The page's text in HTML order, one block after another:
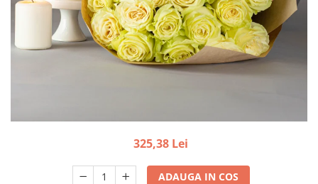
325,38 Lei
ADAUGA IN COS